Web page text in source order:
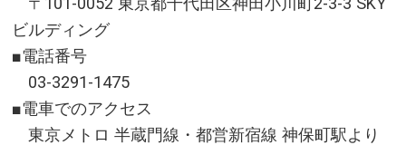
ビルディング
■電話番号
03-3291-1475
■電車でのアクセス
東京メトロ 半蔵門線・都営新宿線 神保町駅より